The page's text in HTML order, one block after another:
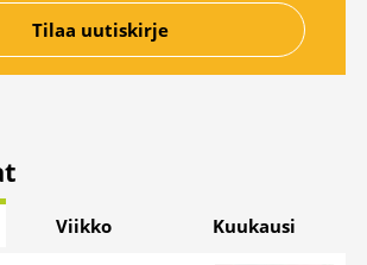
Viikko Kuukausi